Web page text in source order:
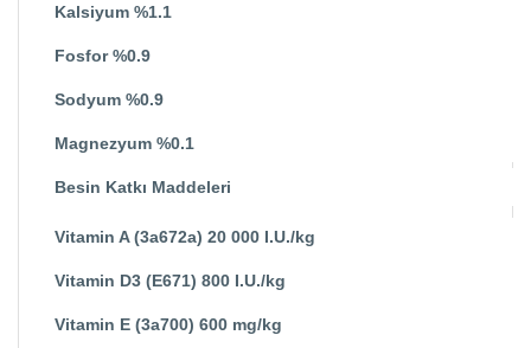
Kalsiyum %1.1
Fosfor %0.9
Sodyum %0.9
Magnezyum %0.1
Besin Katkı Maddeleri
Vitamin A (3a672a) 20 000 I.U./kg
Vitamin D3 (E671) 800 I.U./kg
Vitamin E (3a700) 600 mg/kg